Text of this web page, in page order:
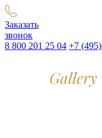
Заказать
звонок
8 800 201 25 04 +7